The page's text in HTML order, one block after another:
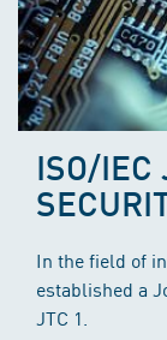
ISO/IEC
In the field of
established a
JTC 1.